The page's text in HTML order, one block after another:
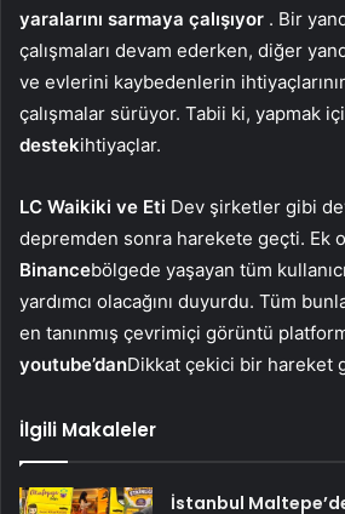
yaralarını sarmaya çalışıyor . Bir
çalışmaları devam ederken, diğer
ve evlerini kaybedenlerin
çalışmalar sürüyor. Tabii ki, yapmak
destekihtiyaçlar.
LC Waikiki ve Eti Dev şirketler gibi
depremden sonra harekete geçti. Ek
Binancebölgede yaşayan tüm
yardımcı olacağını duyurdu. Tüm
en tanınmış çevrimiçi görüntü
youtube’danDikkat çekici bir hareket
İlgili Makaleler
İstanbul